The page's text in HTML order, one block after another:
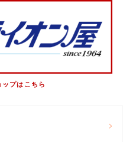
プはこちら